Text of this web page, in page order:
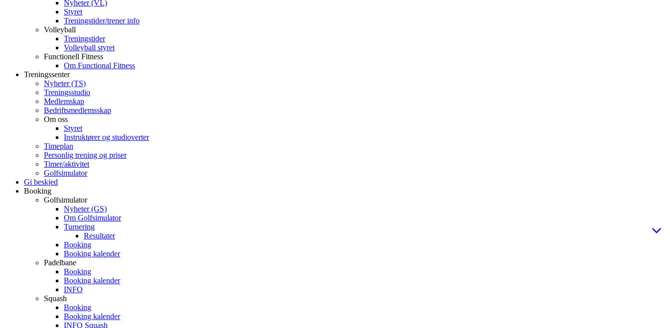
Nyheter (VL)
Styret
Treningstider/trener info
Volleyball
Treningstider
Volleyball styret
Functionell Fitness
Om Functional Fitness
Treningssenter
Nyheter (TS)
Treningsstudio
Medlemskap
Bedriftsmedlemsskap
Om oss
Styret
Instruktører og studioverter
Timeplan
Personlig trening og priser
Timer/aktivitet
Golfsimulator
Gi beskjed
Booking
Golfsimulator
Nyheter (GS)
Om Golfsimulator
Turnering
Resultater
Booking
Booking kalender
Padelbane
Booking
Booking kalender
INFO
Squash
Booking
Booking kalender
INFO Squash